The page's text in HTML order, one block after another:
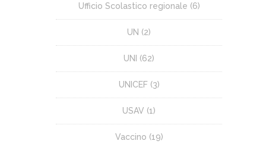
Ufficio Scolastico regionale (6)
UN (2)
UNI (62)
UNICEF(3)
USAV (1)
Vaccino (19)